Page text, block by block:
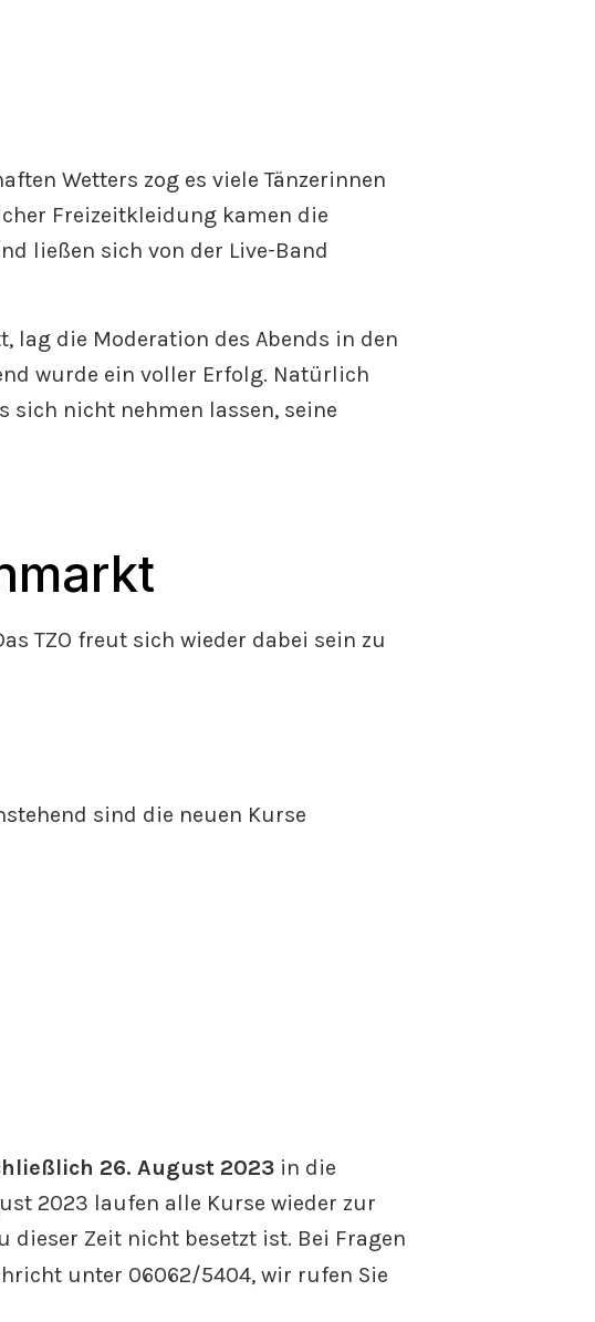
Wetters zog es viele Tänzerinnen
Freizeitkleidung kamen die
ließen sich von der Live-Band
lag die Moderation des Abends in den
wurde ein voller Erfolg. Natürlich
sich nicht nehmen lassen, seine
TZO freut sich wieder dabei sein zu
sind die neuen Kurse
26. August 2023 in die
2023 laufen alle Kurse wieder zur
dieser Zeit nicht besetzt ist. Bei Fragen
unter 06062/5404, wir rufen Sie